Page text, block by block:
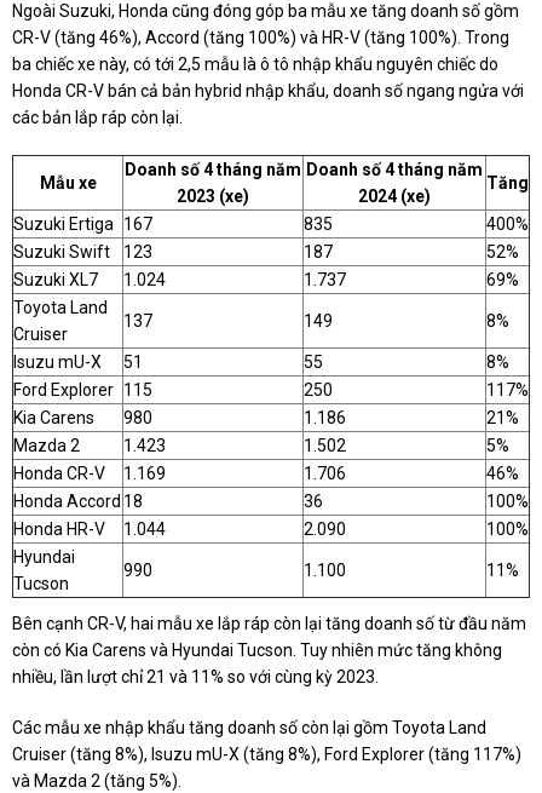
Ngoài Suzuki, Honda cũng đóng góp ba mẫu xe tăng doanh số gồm
CR-V (tăng 46%), Accord (tăng 100%) và HR-V (tăng 100%). Trong
ba chiếc xe này, có tới 2,5 mẫu là ô tô nhập khẩu nguyên chiếc do
Honda CR-V bán cả bản hybrid nhập khẩu, doanh số ngang ngửa với
các bản lắp ráp còn lại.
Mẫu xe
Doanh số 4 tháng năm
2023 (xe)
Doanh số 4 tháng năm
2024 (xe)
Tăng
Suzuki Ertiga 167 835
400%
Suzuki Swift
123 187
52%
Suzuki XL7
1.024 1.737
69%
Toyota Land
Cruiser
137 149 8%
Isuzu mU-X 51 55
8%
Ford Explorer 115 250
117%
Kia Carens
980 1.186
21%
Mazda 2
1.423 1.502
5%
Honda CR-V
1.169 1.706
46%
Honda Accord 18 36
100%
Honda HR-V
1.044 2.090
100%
Hyundai
Tucson
990 1.100 11%
Bên cạnh CR-V, hai mẫu xe lắp ráp còn lại tăng doanh số từ đầu năm
còn có Kia Carens và Hyundai Tucson. Tuy nhiên mức tăng không
nhiều, lần lượt chỉ 21 và 11% so với cùng kỳ 2023.
Các mẫu xe nhập khẩu tăng doanh số còn lại gồm Toyota Land
Cruiser (tăng 8%), Isuzu mU-X (tăng 8%), Ford Explorer (tăng 117%)
và Mazda 2 (tăng 5%).